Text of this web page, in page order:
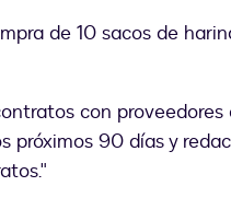
de 10 sacos de
con
próximos 90 días y